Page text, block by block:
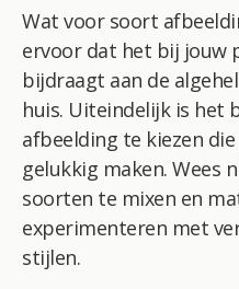
Wat voor soort
ervoor dat het bij jouw
bijdraagt aan de
huis. Uiteindelijk is het
afbeelding te kiezen
gelukkig maken. Wees
soorten te mixen en
experimenteren met
stijlen.